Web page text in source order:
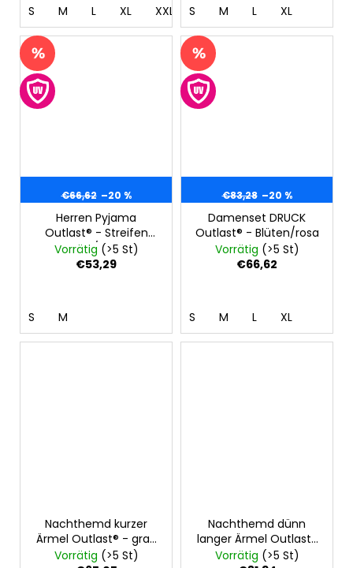
S M L XL XXL S M L XL
€66,62 –20 %
Herren Pyjama
Outlast® - Streifen
graublau/royalblau
Vorrätig (>5 St)
€53,29
S M
€83,28 –20 %
Damenset DRUCK
Outlast® - Blüten/rosa
Vorrätig (>5 St)
€66,62
S M L XL
Nachthemd kurzer
Ärmel Outlast® - grau
meliert
Vorrätig (>5 St)
Nachthemd dünn
langer Ärmel Outlast®
- Streifen weißgrau
Vorrätig (>5 St)